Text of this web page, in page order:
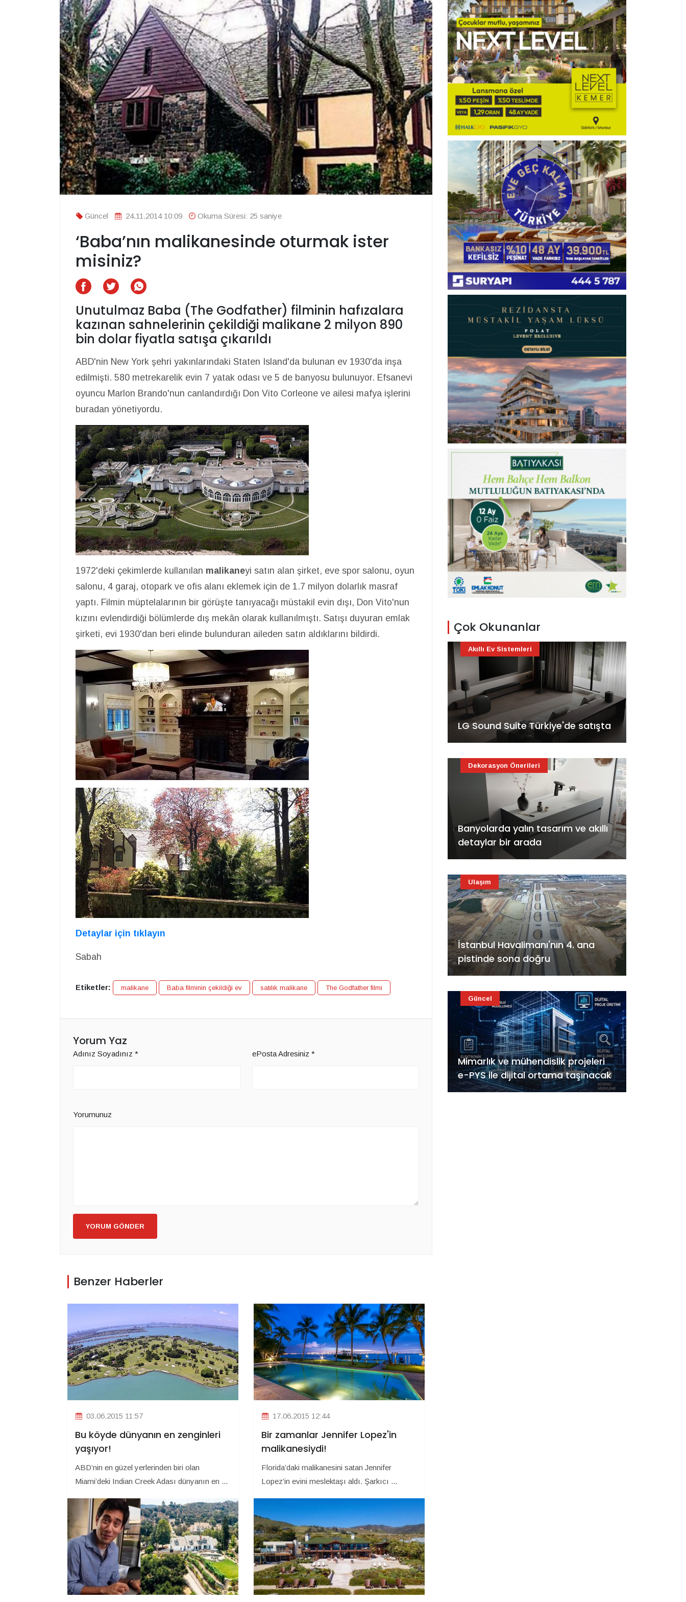
Güncel 24.11.2014 10:09 Okuma Süresi: 25 saniye
‘Baba’nın malikanesinde oturmak ister
misiniz?
Unutulmaz Baba (The Godfather) filminin hafızalara
kazınan sahnelerinin çekildiği malikane 2 milyon 890
bin dolar fiyatla satışa çıkarıldı
ABD'nin New York şehri yakınlarındaki Staten Island'da bulunan ev 1930'da inşa
edilmişti. 580 metrekarelik evin 7 yatak odası ve 5 de banyosu bulunuyor. Efsanevi
oyuncu Marlon Brando'nun canlandırdığı Don Vito Corleone ve ailesi mafya işlerini
buradan yönetiyordu.
1972'deki çekimlerde kullanılan malikaneyi satın alan şirket, eve spor salonu, oyun
salonu, 4 garaj, otopark ve ofis alanı eklemek için de 1.7 milyon dolarlık masraf
yaptı. Filmin müptelalarının bir görüşte tanıyacağı müstakil evin dışı, Don Vito'nun
kızını evlendirdiği bölümlerde dış mekân olarak kullanılmıştı. Satışı duyuran emlak
şirketi, evi 1930'dan beri elinde bulunduran aileden satın aldıklarını bildirdi.
Detaylar için tıklayın
Sabah
Etiketler: malikane Baba filminin çekildiği ev satılık malikane The Godfather filmi
Yorum Yaz
Adınız Soyadınız * ePosta Adresiniz *
Yorumunuz
YORUM GÖNDER
Benzer Haberler
03.06.2015 11:57
Bu köyde dünyanın en zenginleri
yaşıyor!
ABD’nin en güzel yerlerinden biri olan
Miami’deki Indian Creek Adası dünyanın en ...
17.06.2015 12:44
Bir zamanlar Jennifer Lopez'in
malikanesiydi!
Florida’daki malikanesini satan Jennifer
Lopez’in evini meslektaşı aldı. Şarkıcı ...
Çok Okunanlar
LG Sound Suite Türkiye'de satışta
Akıllı Ev Sistemleri
Banyolarda yalın tasarım ve akıllı
detaylar bir arada
Dekorasyon Önerileri
İstanbul Havalimanı'nın 4. ana
pistinde sona doğru
Ulaşım
Mimarlık ve mühendislik projeleri
e-PYS ile dijital ortama taşınacak
Güncel